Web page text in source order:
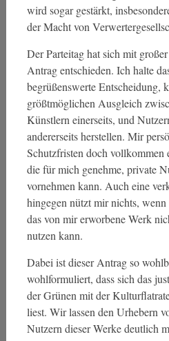
wird sogar gestärkt,
der Macht von
Der Parteitag hat sich mit
Antrag entschieden. Ich halte
begrüßenswerte Entscheidung,
größtmöglichen Ausgleich
Künstlern einerseits, und
andererseits herstellen. Mir
Schutzfristen doch vollkommen
die für mich genehme, private
vornehmen kann. Auch eine
hingegen nützt mir nichts,
das von mir erworbene Werk
nutzen kann.
Dabei ist dieser Antrag so
wohlformuliert, dass sich das
der Grünen mit der
liest. Wir lassen den Urhebern
Nutzern dieser Werke deutlich